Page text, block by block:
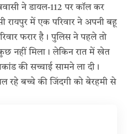
ने डायल-112 पर कॉल कर
रायपुर में एक परिवार ने अपनी बहू
फरार है। पुलिस ने पहले तो
नहीं मिला। लेकिन रात में खेत
की सच्चाई सामने ला दी।
रहे बच्चे की जिंदगी को बेरहमी से